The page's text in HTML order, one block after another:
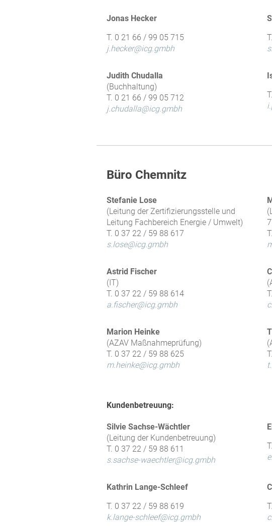
Jonas Hecker
T. 0 21 66 / 99 05 715
j.hecker@icg.gmbh
Judith Chudalla
(Buchhaltung)
T. 0 21 66 / 99 05 712
j.chudalla@icg.gmbh
Büro Chemnitz
Stefanie Lose
(Leitung der Zertifizierungsstelle und
Leitung Fachbereich Energie / Umwelt)
T. 0 37 22 / 59 88 617
s.lose@icg.gmbh
Astrid Fischer
(IT)
T. 0 37 22 / 59 88 614
a.fischer@icg.gmbh
Marion Heinke
(AZAV Maßnahmeprüfung)
T. 0 37 22 / 59 88 625
m.heinke@icg.gmbh
Kundenbetreuung:
Silvie Sachse-Wächtler
(Leitung der Kundenbetreuung)
T. 0 37 22 / 59 88 611
s.sachse-waechtler@icg.gmbh
Kathrin Lange-Schleef
T. 0 37 22 / 59 88 619
k.lange-schleef@icg.gmbh